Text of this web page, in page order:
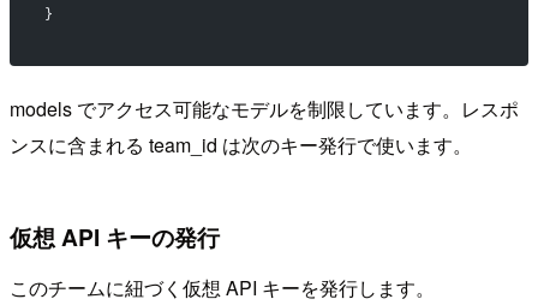
}
models でアクセス可能なモデルを制限しています。レスポ
ンスに含まれる team_id は次のキー発行で使います。
仮想 API キーの発行
このチームに紐づく仮想 API キーを発行します。